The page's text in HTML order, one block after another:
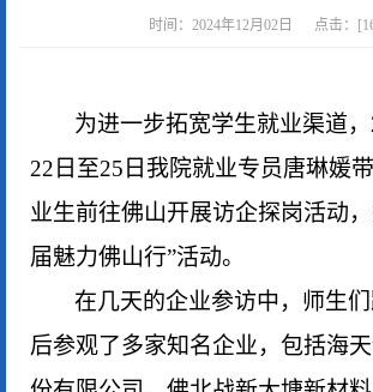
时间：2024年12月02日 点击：[
为进一步拓宽学生就业渠道，
22日至25日我院就业专员唐琳媛
业生前往佛山开展访企探岗活动，
届魅力佛山行”活动。
在几天的企业参访中，师生
后参观了多家知名企业，包括海